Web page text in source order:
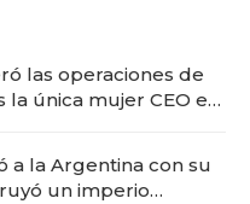
las operaciones de
la única mujer CEO en
a la Argentina con su
un imperio